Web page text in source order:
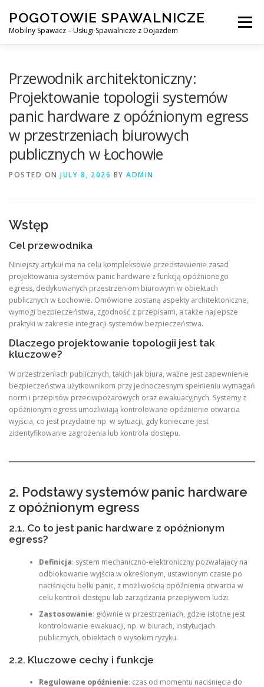
content
POGOTOWIE SPAWALNICZE
Mobilny Spawacz – Usługi Spawalnicze z Dojazdem
Menu
SPAWANIE MIG/MAG (GMAW) NASZE USŁUGI
KONTAKT
Przewodnik architektoniczny:
Projektowanie topologii systemów
panic hardware z opóźnionym egress
w przestrzeniach biurowych
publicznych w Łochowie
POSTED ON JULY 8, 2026 BY ADMIN
Wstęp
Cel przewodnika
Niniejszy artykuł ma na celu kompleksowe przedstawienie zasad
projektowania systemów panic hardware z funkcją opóźnionego
egress, dedykowanych przestrzeniom biurowym w obiektach
publicznych w Łochowie. Omówione zostaną aspekty architektoniczne,
wymogi bezpieczeństwa, zgodność z przepisami, a także najlepsze
praktyki w zakresie integracji systemów bezpieczeństwa.
Dlaczego projektowanie topologii jest tak
kluczowe?
W przestrzeniach publicznych, takich jak biura, ważne jest zapewnienie
bezpieczeństwa użytkownikom przy jednoczesnym spełnieniu wymagań
norm i przepisów przeciwpożarowych oraz ewakuacyjnych. Systemy z
opóźnionym egress umożliwiają kontrolowane opóźnienie otwarcia
wyjścia, co jest przydatne np. w sytuacji, gdy konieczne jest
zidentyfikowanie zagrożenia lub kontrola dostępu.
2. Podstawy systemów panic hardware
z opóźnionym egress
2.1. Co to jest panic hardware z opóźnionym
egress?
Definicja: system mechaniczno-elektroniczny pozwalający na
odblokowanie wyjścia w określonym, ustawionym czasie po
naciśnięciu belki panic, z możliwością opóźnienia otwarcia w
celu kontroli dostępu lub zarządzania przepływem ludzi.
Zastosowanie: głównie w przestrzeniach, gdzie istotne jest
kontrolowanie ewakuacji, np. w biurach, instytucjach
publicznych, obiektach o wysokim ryzyku.
2.2. Kluczowe cechy i funkcje
Regulowane opóźnienie: czas od momentu naciśnięcia do